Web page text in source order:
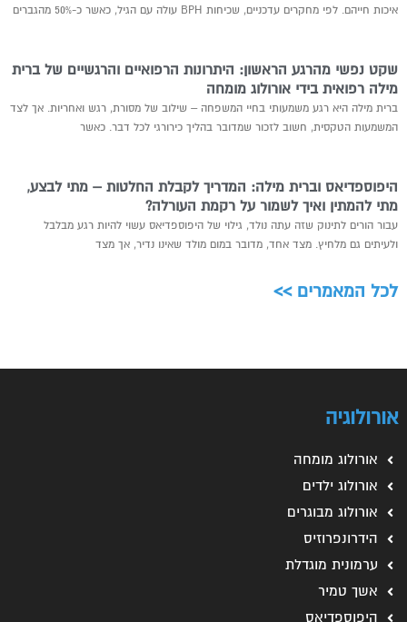
איכות חייהם. לפי מחקרים עדכניים, שכיחות BPH עולה עם הגיל, כאשר כ-50% מהגברים
שקט נפשי מהרגע הראשון: היתרונות הרפואיים והרגשיים של ברית
מילה רפואית בידי אורולוג מומחה
ברית מילה היא רגע משמעותי בחיי המשפחה – שילוב של מסורת, רגש ואחריות. אך לצד
המשמעות הטקסית, חשוב לזכור שמדובר בהליך כירורגי לכל דבר. כאשר
היפוספדיאס וברית מילה: המדריך לקבלת החלטות – מתי לבצע,
מתי להמתין ואיך לשמור על רקמת העורלה?
עבור הורים לתינוק שזה עתה נולד, גילוי של היפוספדיאס עשוי להיות רגע מבלבל
ולעיתים גם מלחיץ. מצד אחד, מדובר במום מולד שאינו נדיר, אך מצד
לכל המאמרים >>
אורולוגיה
אורולוג מומחה
אורולוג ילדים
אורולוג מבוגרים
הידרונפרוזיס
ערמונית מוגדלת
אשך טמיר
היפוספדיאס